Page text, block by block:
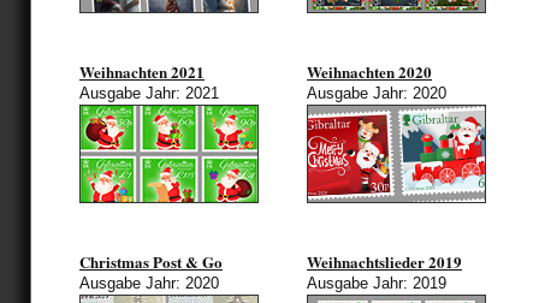
Weihnachten 2021
Ausgabe Jahr: 2021
Weihnachten 2020
Ausgabe Jahr: 2020
Christmas Post & Go
Ausgabe Jahr: 2020
Weihnachtslieder 2019
Ausgabe Jahr: 2019